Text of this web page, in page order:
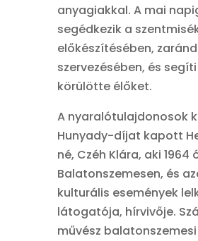
anyagiakkal. A mai
segédkezik a
előkészítésében,
szervezésében, és
körülötte élőket.
A nyaralótulajdonosok
Hunyady-díjat kapott
né, Czéh Klára, aki 1964
Balatonszemesen, és
kulturális események
látogatója, hírvivője.
művész